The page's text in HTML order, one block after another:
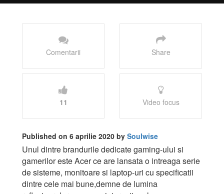
Comentarii Share
11 Video focus
Published on 6 aprilie 2020 by Soulwise
Unul dintre brandurile dedicate gaming-ului si
gamerilor este Acer ce are lansata o intreaga serie
de sisteme, monitoare si laptop-uri cu specificatii
dintre cele mai bune,demne de lumina